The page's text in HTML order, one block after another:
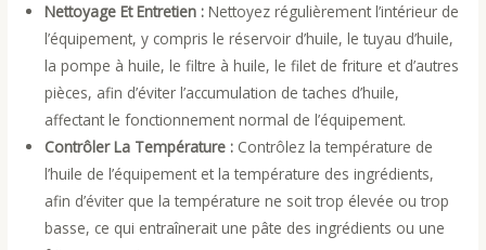
Nettoyage Et Entretien : Nettoyez régulièrement l’intérieur de
l’équipement, y compris le réservoir d’huile, le tuyau d’huile,
la pompe à huile, le filtre à huile, le filet de friture et d’autres
pièces, afin d’éviter l’accumulation de taches d’huile,
affectant le fonctionnement normal de l’équipement.
Contrôler La Température : Contrôlez la température de
l’huile de l’équipement et la température des ingrédients,
afin d’éviter que la température ne soit trop élevée ou trop
basse, ce qui entraînerait une pâte des ingrédients ou une